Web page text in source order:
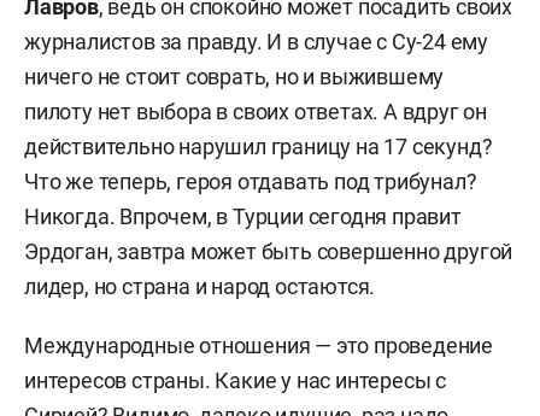
Лавров, ведь он спокойно может посадить своих
журналистов за правду. И в случае с Су-24 ему
ничего не стоит соврать, но и выжившему
пилоту нет выбора в своих ответах. А вдруг он
действительно нарушил границу на 17 секунд?
Что же теперь, героя отдавать под трибунал?
Никогда. Впрочем, в Турции сегодня правит
Эрдоган, завтра может быть совершенно другой
лидер, но страна и народ остаются.
Международные отношения — это проведение
интересов страны. Какие у нас интересы с